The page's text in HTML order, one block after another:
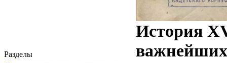
Разделы
История